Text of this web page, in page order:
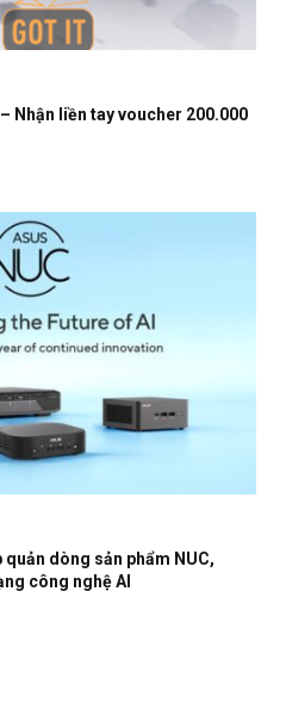
Nhận liền tay voucher 200.000
dòng sản phẩm NUC,
công nghệ AI